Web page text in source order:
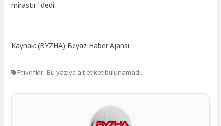
mirastır” dedi.
Kaynak: (BYZHA) Beyaz Haber Ajansı
Etiketler :Bu yazıya ait etiket bulunamadı.